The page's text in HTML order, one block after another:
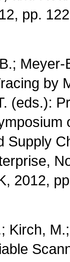
pp.
by
(eds.):
Supply
2012,
Kirch,